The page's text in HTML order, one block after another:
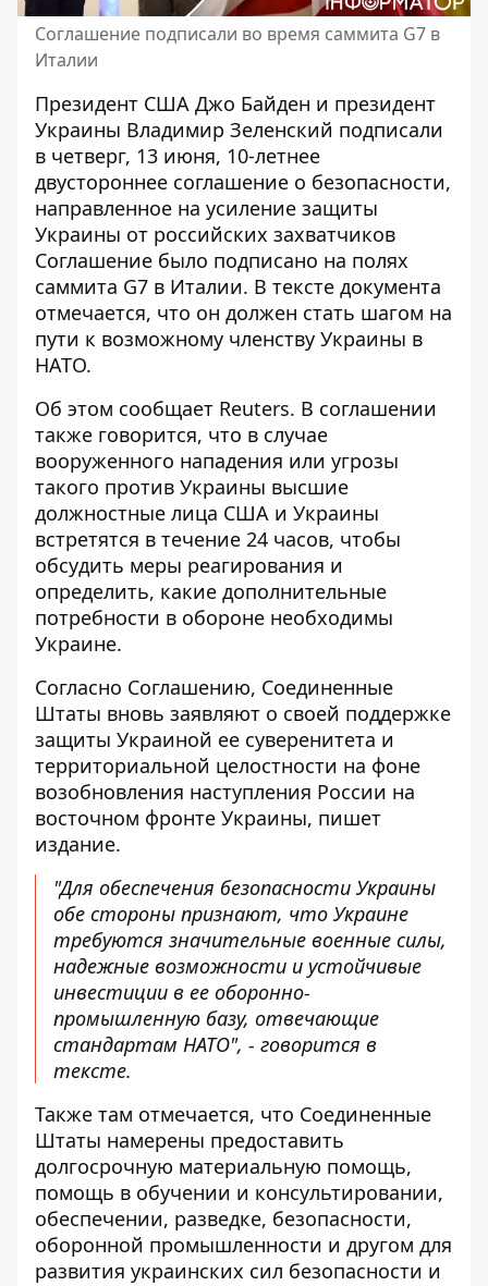
Соглашение подписали во время саммита G7 в
Италии
Президент США Джо Байден и президент
Украины Владимир Зеленский подписали
в четверг, 13 июня, 10-летнее
двустороннее соглашение о безопасности,
направленное на усиление защиты
Украины от российских захватчиков
Соглашение было подписано на полях
саммита G7 в Италии. В тексте документа
отмечается, что он должен стать шагом на
пути к возможному членству Украины в
НАТО.
Об этом сообщает Reuters. В соглашении
также говорится, что в случае
вооруженного нападения или угрозы
такого против Украины высшие
должностные лица США и Украины
встретятся в течение 24 часов, чтобы
обсудить меры реагирования и
определить, какие дополнительные
потребности в обороне необходимы
Украине.
Согласно Соглашению, Соединенные
Штаты вновь заявляют о своей поддержке
защиты Украиной ее суверенитета и
территориальной целостности на фоне
возобновления наступления России на
восточном фронте Украины, пишет
издание.
"Для обеспечения безопасности Украины
обе стороны признают, что Украине
требуются значительные военные силы,
надежные возможности и устойчивые
инвестиции в ее оборонно-
промышленную базу, отвечающие
стандартам НАТО", - говорится в
тексте.
Также там отмечается, что Соединенные
Штаты намерены предоставить
долгосрочную материальную помощь,
помощь в обучении и консультировании,
обеспечении, разведке, безопасности,
оборонной промышленности и другом для
развития украинских сил безопасности и